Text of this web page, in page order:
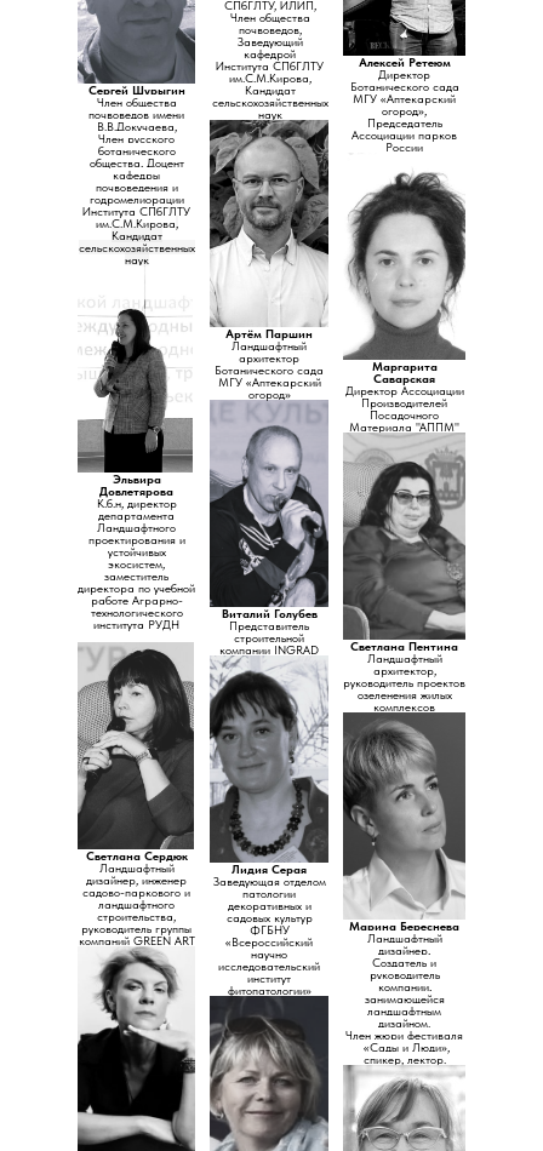
Марина Береснева
Ландшафтный
дизайнер,
Создатель и
руководитель
компании,
занимающейся
ландшафтным
дизайном.
Член жюри фестиваля
«Сады и Люди»,
спикер, лектор.
СПбГЛТУ, ИЛИП,
Член общества
почвоведов,
Заведующий
кафедрой
Института СПбГЛТУ
им.С.М.Кирова,
Кандидат
сельскохозяйственных
наук
Сергей Шурыгин
Член общества
почвоведов имени
В.В.Докучаева,
Член русского
ботанического
общества, Доцент
кафедры
почвоведения и
годромелиорации
Института СПбГЛТУ
им.С.М.Кирова
Кандидат
сельскохозяйственных
наук
Маргарита
Саварская
Директор Ассоциации
Производителей
Посадочного
Материала "АППМ"
Виталий Голубев
Представитель
строительной
компании INGRAD
Светлана Пентина
Ландшафтный
архитектор,
руководитель проектов
озеленения жилых
комплексов
Светлана Сердюк
Ландшафтный
дизайнер, инженер
садово-паркового и
ландшафтного
строительства,
руководитель группы
компаний GREEN ART
Лидия Серая
Заведующая отделом
патологии
декоративных и
садовых культур
ФГБНУ
«Всероссийский
научно
исследовательский
институт
фитопатологии»
Эльвира
Довлетярова
К.б.н, директор
департамента
Ландшафтного
проектирования и
устойчивых
экосистем,
заместитель
директора по учебной
работе Аграрно-
технологического
института РУДН
Артём Паршин
Ландшафтный
архитектор
Ботанического сада
МГУ «Аптекарский
огород»
Алексей Ретеюм
Директор
Ботанического сада
МГУ «Аптекарский
огород»,
Председатель
Ассоциации парков
России